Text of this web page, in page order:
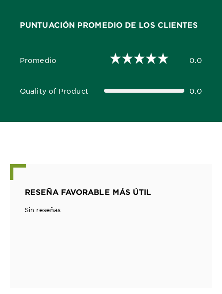
PUNTUACIÓN PROMEDIO DE LOS CLIENTES
Promedio
0.0 out of 5 stars 0.0
Quality of Product
0.0 out of 5 stars 0.0
RESEÑA FAVORABLE MÁS ÚTIL
Sin reseñas